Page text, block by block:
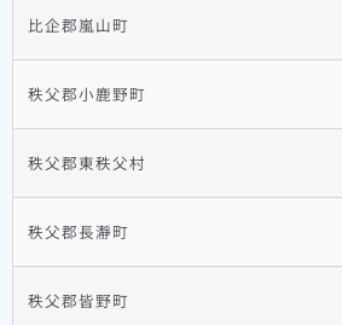
比企郡嵐山町
秩父郡小鹿野町
秩父郡東秩父村
秩父郡長瀞町
秩父郡皆野町